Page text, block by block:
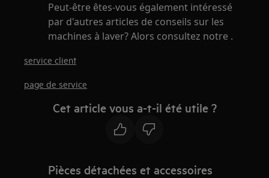
Peut-être êtes-vous également intéressé
par d'autres articles de conseils sur les
machines à laver? Alors consultez notre .
service client
page de service
Cet article vous a-t-il été utile ?
Pièces détachées et accessoires